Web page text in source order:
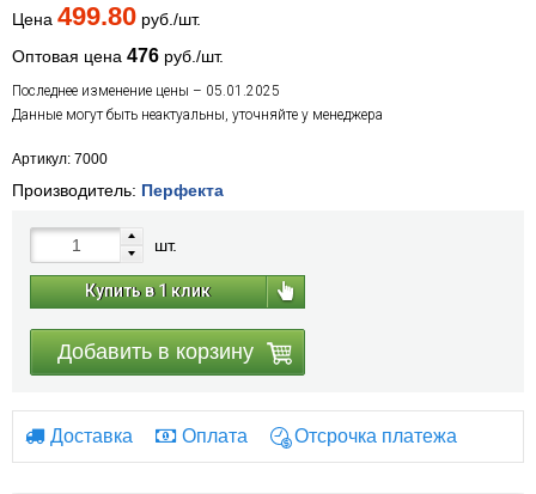
Цена 499.80 руб./шт.
Оптовая цена 476 руб./шт.
Последнее изменение цены – 05.01.2025
Данные могут быть неактуальны, уточняйте у менеджера
Артикул: 7000
Производитель: Перфекта
шт.
Купить в 1 клик
Добавить в корзину
Доставка Оплата Отсрочка платежа